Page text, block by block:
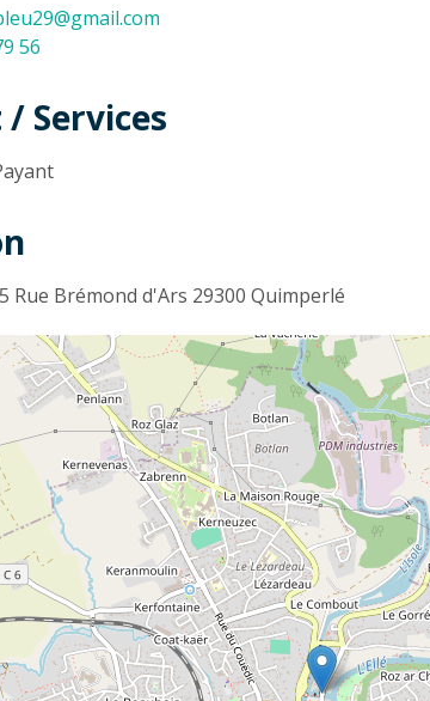
56
Services
Rue Brémond d'Ars 29300 Quimperlé